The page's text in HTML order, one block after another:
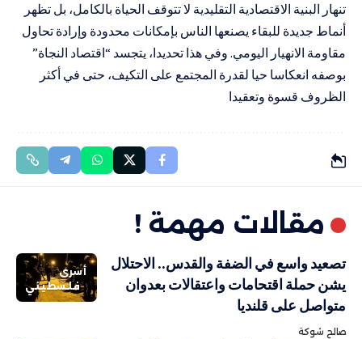
تنهار البنية الاقتصادية التقليدية لا تتوقف الحياة بالكامل، بل تظهر
أنماط جديدة للبقاء يصنعها الناس بإمكانات محدودة وإرادة تحاول
مقاومة الانهيار اليومي. وفي هذا تحديدا، يتجسد “اقتصاد النجاة”
بوصفه انعكاسا حيا لقدرة المجتمع على التكيف، حتى في أكثر
الظروف قسوة وتعقيدا
مقالات مهمة !
أسرى
فلسطيني
تصعيد واسع في الضفة والقدس.. الاحتلال
يشن حملة اقتحامات واعتقالات بعدوان
متواصل على قلنديا
صالح شوكة